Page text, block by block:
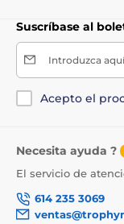
Suscríbase al
Introduzca
Acepto el
Necesita ayuda ?
El servicio de
614 235 3069